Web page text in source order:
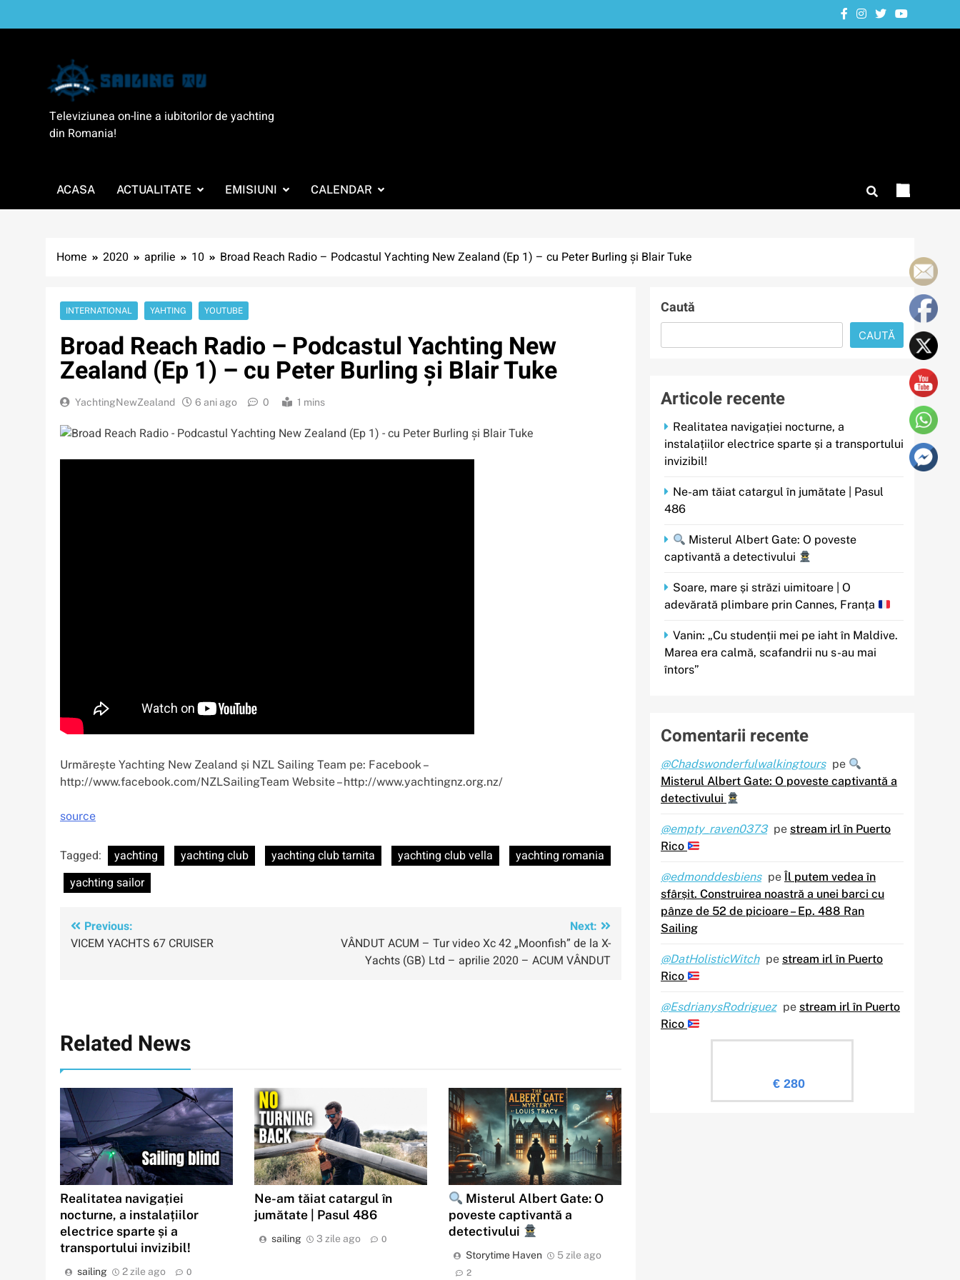
to
SailingTV
Televiziunea on-line a iubitorilor de yachting
din Romania!
ACASA ACTUALITATE EMISIUNI CALENDAR
Home 2020 aprilie 10 Broad Reach Radio – Podcastul Yachting New Zealand (Ep 1) – cu Peter Burling și Blair Tuke
INTERNATIONAL YAHTING YOUTUBE
Broad Reach Radio – Podcastul Yachting New
Zealand (Ep 1) – cu Peter Burling și Blair Tuke
YachtingNewZealand 6 ani ago 0 1 mins
Urmărește Yachting New Zealand și NZL Sailing Team pe: Facebook –
http://www.facebook.com/NZLSailingTeam Website – http://www.yachtingnz.org.nz/
source
Tagged: yachting yachting club yachting club tarnita yachting club vella
yachting romania
yachting sailor
Navigare
în
Previous:
VICEM YACHTS 67 CRUISER
Next:
VÂNDUT ACUM – Tur video Xc 42 „Moonfish” de la X-
Yachts (GB) Ltd – aprilie 2020 – ACUM VÂNDUT
Related News
Realitatea navigației
nocturne, a instalațiilor
electrice sparte și a
transportului invizibil!
sailing 2 zile ago 0
Ne-am tăiat catargul în
jumătate | Pasul 486
sailing 3 zile ago 0
Misterul Albert Gate: O
poveste captivantă a
detectivului
Storytime Haven 5 zile ago
2
Caută
CAUTĂ
Articole recente
Realitatea navigației nocturne, a
instalațiilor electrice sparte și a transportului
invizibil!
Ne-am tăiat catargul în jumătate | Pasul
486
Misterul Albert Gate: O poveste
captivantă a detectivului
Soare, mare și străzi uimitoare | O
adevărată plimbare prin Cannes, Franța
Vanin: „Cu studenții mei pe iaht în Maldive.
Marea era calmă, scafandrii nu s-au mai
întors”
Comentarii recente
@Chadswonderfulwalkingtours pe
Misterul Albert Gate: O poveste captivantă a
detectivului
@empty_raven0373 pe stream irl în Puerto
Rico
@edmonddesbiens pe Îl putem vedea în
sfârșit. Construirea noastră a unei barci cu
pânze de 52 de picioare – Ep. 488 Ran
Sailing
@DatHolisticWitch pe stream irl în Puerto
Rico
@EsdrianysRodriguez pe stream irl în Puerto
Rico
€ 280